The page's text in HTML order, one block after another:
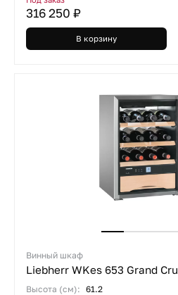
316 250 ₽
В корзину
Винный шкаф
Liebherr WKes 653 Grand Cru
Высота (см): 61.2